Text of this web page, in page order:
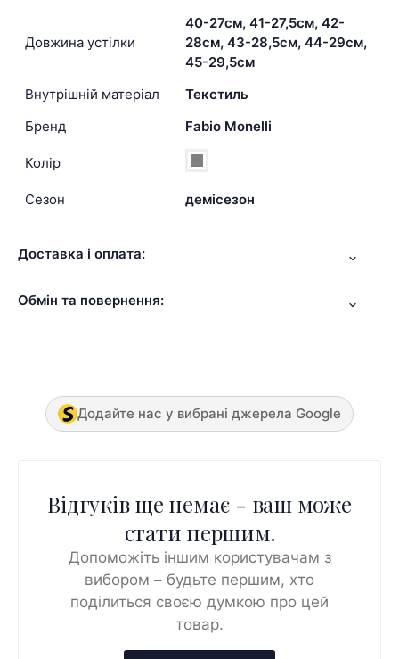
Довжина устілки
40-27см, 41-27,5см, 42-
28см, 43-28,5см, 44-29см,
45-29,5см
Внутрішній матеріал
Текстиль
Бренд
Fabio Monelli
Колір
Сезон демісезон
Доставка і оплата:
Обмін та повернення:
Додайте нас у вибрані джерела Google
Відгуків ще немає - ваш може
стати першим.
Допоможіть іншим користувачам з
вибором – будьте першим, хто
поділиться своєю думкою про цей
товар.